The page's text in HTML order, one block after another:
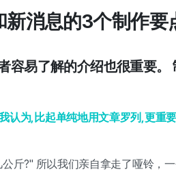
消息的3个制作要
容易了解的介绍也很重要。
认为,比起单纯地用文章罗列,更重
斤?" 所以我们亲自拿走了哑铃，